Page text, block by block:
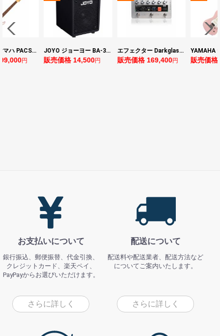
YAMAHA ヤマハ PACS+12 ASP Pacifica Standard Plus パシフィカスタンダードプラス エレキギター
円
JOYO ジョーヨー BA-30 VIBE CUBE BLK 30W 小型ベースアンプ Bluetooth+OTGオーディオI/F搭載
販売価格 14,500円
エフェクター Darkglass Electronics Anagram ベースエフェクター プリアンプ ダークグラス アナグラム
販売価格 169,400円 販売価格
お支払いについて
銀行振込、郵便振替、代金引換、
クレジットカード、楽天ペイ、
PayPayからお選びいただけます。
さらに詳しく
配送について
配送料や配送業者、配送方法など
についてご案内いたします。
さらに詳しく